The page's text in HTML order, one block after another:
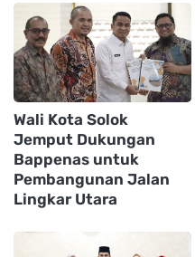
Wali Kota Solok
Jemput Dukungan
Bappenas untuk
Pembangunan Jalan
Lingkar Utara